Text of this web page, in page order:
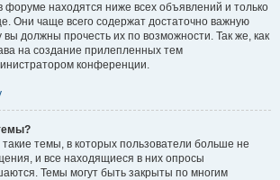
находятся ниже всех объявлений и только
Они чаще всего содержат достаточно важную
должны прочесть их по возможности. Так же, как
на создание прилепленных тем
конференции.
темы, в которых пользователи больше не
и все находящиеся в них опросы
Темы могут быть закрыты по многим